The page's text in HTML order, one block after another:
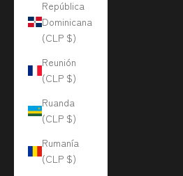
República
Dominicana
(CLP $)
Reunión
(CLP $)
Ruanda
(CLP $)
Rumanía
(CLP $)